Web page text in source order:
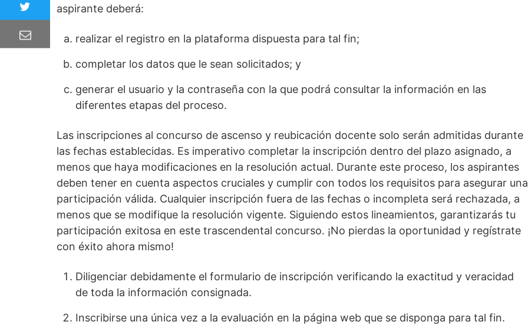
aspirante deberá:
realizar el registro en la plataforma dispuesta para tal fin;
completar los datos que le sean solicitados; y
generar el usuario y la contraseña con la que podrá consultar la información en las
diferentes etapas del proceso.
Las inscripciones al concurso de ascenso y reubicación docente solo serán admitidas durante
las fechas establecidas. Es imperativo completar la inscripción dentro del plazo asignado, a
menos que haya modificaciones en la resolución actual. Durante este proceso, los aspirantes
deben tener en cuenta aspectos cruciales y cumplir con todos los requisitos para asegurar una
participación válida. Cualquier inscripción fuera de las fechas o incompleta será rechazada, a
menos que se modifique la resolución vigente. Siguiendo estos lineamientos, garantizarás tu
participación exitosa en este trascendental concurso. ¡No pierdas la oportunidad y regístrate
con éxito ahora mismo!
Diligenciar debidamente el formulario de inscripción verificando la exactitud y veracidad
de toda la información consignada.
Inscribirse una única vez a la evaluación en la página web que se disponga para tal fin.